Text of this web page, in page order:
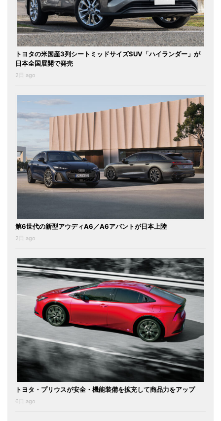
トヨタの米国産3列シートミッドサイズSUV「ハイランダー」が
日本全国展開で発売
2日 ago
第6世代の新型アウディA6／A6アバントが日本上陸
2日 ago
トヨタ・プリウスが安全・機能装備を拡充して商品力をアップ
6日 ago